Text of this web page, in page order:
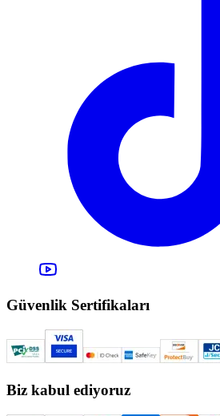
Güvenlik Sertifikaları
Biz kabul ediyoruz